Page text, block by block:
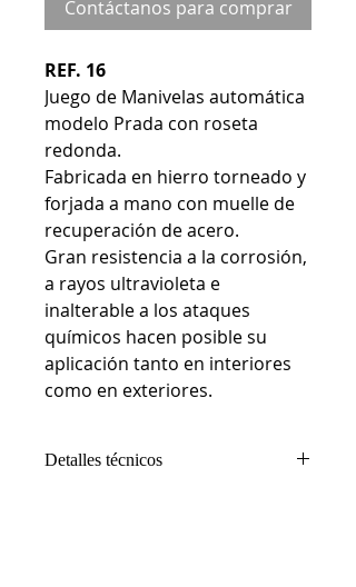
Contáctanos para comprar
REF. 16
Juego de Manivelas automática
modelo Prada con roseta
redonda.
Fabricada en hierro torneado y
forjada a mano con muelle de
recuperación de acero.
Gran resistencia a la corrosión,
a rayos ultravioleta e
inalterable a los ataques
químicos hacen posible su
aplicación tanto en interiores
como en exteriores.
Detalles técnicos